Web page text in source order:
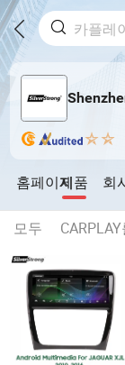
홈페이지제품 회
모두